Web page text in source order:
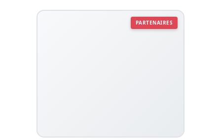
PARTENAIRES